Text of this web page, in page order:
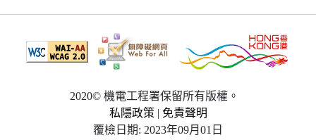
2020© 機電工程署保留所有版權。
私隱政策 | 免責聲明
覆檢日期: 2023年09月01日